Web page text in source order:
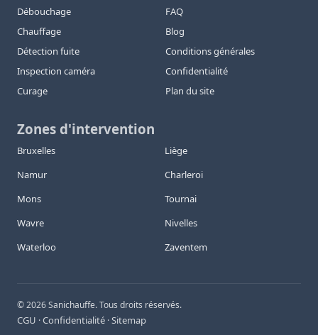
Débouchage
Chauffage
Détection fuite
Inspection caméra
Curage
FAQ
Blog
Conditions générales
Confidentialité
Plan du site
Zones d'intervention
Bruxelles
Liège
Namur
Charleroi
Mons
Tournai
Wavre
Nivelles
Waterloo
Zaventem
©2026Sanichauffe. Tous droits réservés.
CGU ·Confidentialité ·Sitemap